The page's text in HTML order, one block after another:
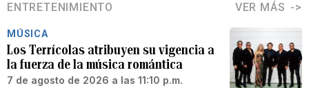
ENTRETENIMIENTO VER MÁS
MÚSICA
Los Terrícolas atribuyen su vigencia a
la fuerza de la música romántica
7 de agosto de 2026 a las 11:10 p.m.